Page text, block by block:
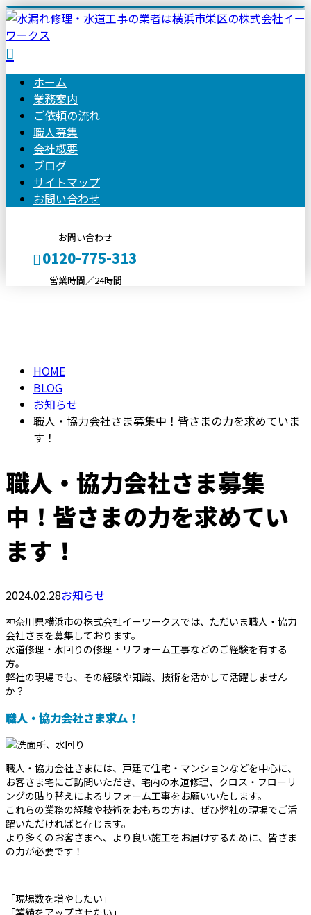
ホーム
業務案内
ご依頼の流れ
職人募集
会社概要
ブログ
サイトマップ
お問い合わせ
お問い合わせ
0120-775-313
営業時間／24時間
HOME
BLOG
お知らせ
職人・協力会社さま募集中！皆さまの力を求めていま
す！
職人・協力会社さま募集
中！皆さまの力を求めてい
ます！
2024.02.28お知らせ
神奈川県横浜市の株式会社イーワークスでは、ただいま職人・協力
会社さまを募集しております。
水道修理・水回りの修理・リフォーム工事などのご経験を有する
方。
弊社の現場でも、その経験や知識、技術を活かして活躍しません
か？
職人・協力会社さま求ム！
職人・協力会社さまには、戸建て住宅・マンションなどを中心に、
お客さま宅にご訪問いただき、宅内の水道修理、クロス・フローリ
ングの貼り替えによるリフォーム工事をお願いいたします。
これらの業務の経験や技術をおもちの方は、ぜひ弊社の現場でご活
躍いただければと存じます。
より多くのお客さまへ、より良い施工をお届けするために、皆さま
の力が必要です！
「現場数を増やしたい」